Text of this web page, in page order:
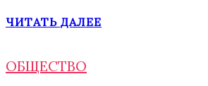
ЧИТАТЬ ДАЛЕЕ
ОБЩЕСТВО